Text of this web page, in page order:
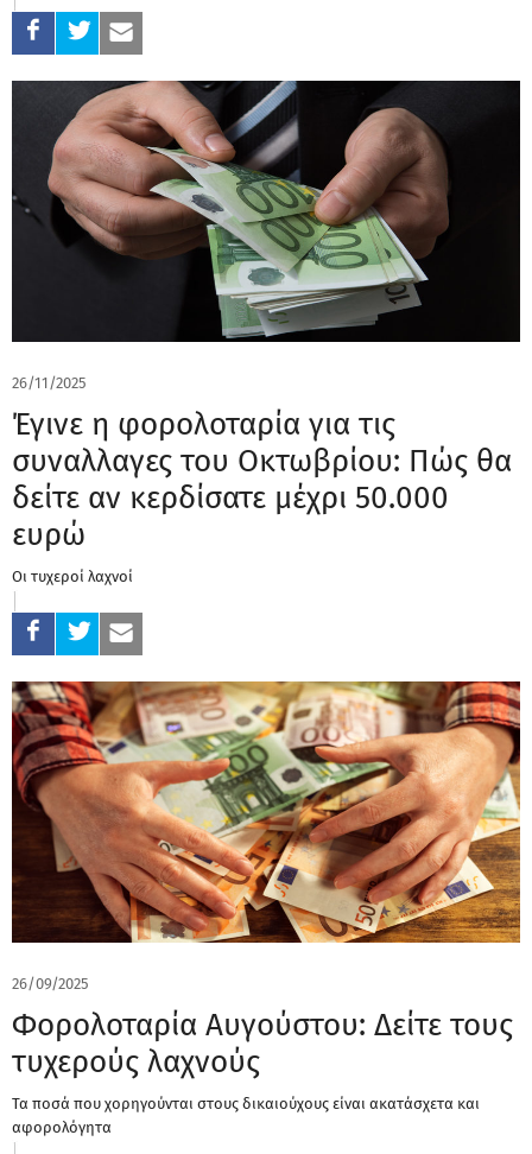
26/11/2025
Έγινε η φορολοταρία για τις
συναλλαγες του Οκτωβρίου: Πώς θα
δείτε αν κερδίσατε μέχρι 50.000
ευρώ
Οι τυχεροί λαχνοί
26/09/2025
Φορολοταρία Αυγούστου: Δείτε τους
τυχερούς λαχνούς
Τα ποσά που χορηγούνται στους δικαιούχους είναι ακατάσχετα και
αφορολόγητα